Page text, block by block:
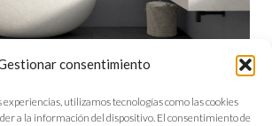
consentimiento
utilizamos tecnologías como las cookies
a la información del dispositivo. El consentimiento de